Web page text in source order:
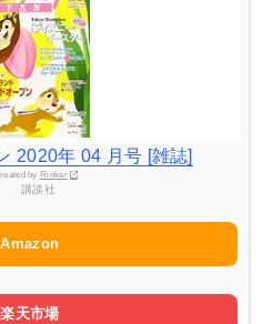
2020年 04 月号 [雑誌]
byRinker
講談社
Amazon
楽天市場